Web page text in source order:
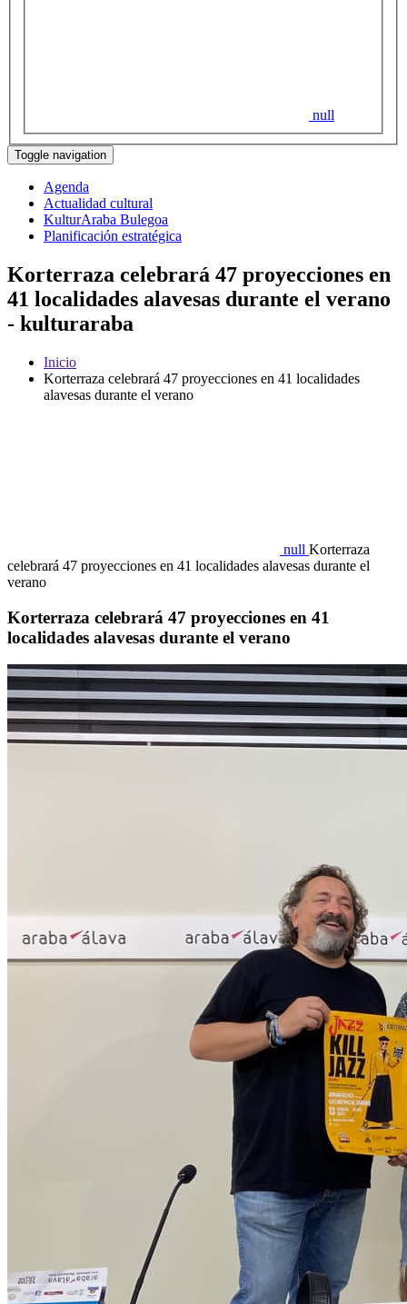
null
Toggle navigation
Agenda
Actualidad cultural
KulturAraba Bulegoa
Planificación estratégica
Korterraza celebrará 47 proyecciones en
41 localidades alavesas durante el verano
- kulturaraba
Inicio
Korterraza celebrará 47 proyecciones en 41 localidades
alavesas durante el verano
null Korterraza
celebrará 47 proyecciones en 41 localidades alavesas durante el
verano
Korterraza celebrará 47 proyecciones en 41
localidades alavesas durante el verano